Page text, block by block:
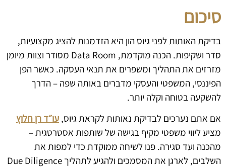
סיכום
בדיקת האותות לפני גיוס הון היא הזדמנות להציג מקצועיות,
סדר ושקיפות. הכנה מוקדמת, Data Room מסודר וצוות מיומן
מזרזים את התהליך ומשפרים את תנאי העסקה. כאשר הפן
הפיננסי, המשפטי והעסקי מדברים באותה שפה – הדרך
להשקעה בטוחה וקלה יותר.
אם אתם נערכים לבדיקת נאותות לקראת גיוס, עו״ד רן חלוץ
מציע ליווי משפטי מקיף בגישה של שותפות אסטרטגית –
מהכנה ועד סגירה. פנו לשיחה ממוקדת כדי למפות את
השלבים, לארגן את המסמכים ולהגיע לתהליך Due Diligence